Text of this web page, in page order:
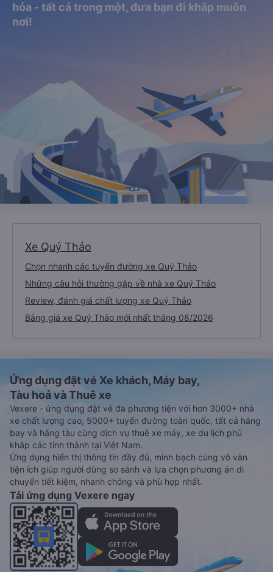
hỏa - tất cả trong một, đưa bạn đi khắp muôn
nơi!
Xe Quý Thảo
Chọn nhanh các tuyến đường xe Quý Thảo
Những câu hỏi thường gặp về nhà xe Quý Thảo
Review, đánh giá chất lượng xe Quý Thảo
Bảng giá xe Quý Thảo mới nhất tháng 08/2026
Ứng dụng đặt vé Xe khách, Máy bay,
Tàu hoả và Thuê xe
Vexere - ứng dụng đặt vé đa phương tiện với hơn 3000+ nhà
xe chất lượng cao, 5000+ tuyến đường toàn quốc, tất cả hãng
bay và hãng tàu cùng dịch vụ thuê xe máy, xe du lịch phủ
khắp các tỉnh thành tại Việt Nam.
Ứng dụng hiển thị thông tin đầy đủ, minh bạch cùng vô vàn
tiện ích giúp người dùng so sánh và lựa chọn phương án di
chuyển tiết kiệm, nhanh chóng và phù hợp nhất.
Tải ứng dụng Vexere ngay